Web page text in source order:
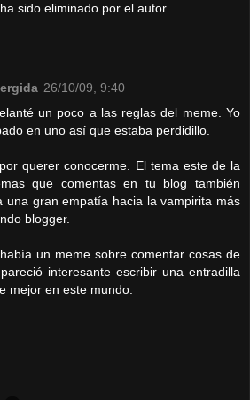
sido eliminado por el autor.
26/10/09, 9:40
un poco a las reglas del meme. Yo
en uno así que estaba perdidillo.
querer conocerme. El tema este de la
que comentas en tu blog también
una gran empatía hacia la vampirita más
blogger.
un meme sobre comentar cosas de
interesante escribir una entradilla
mejor en este mundo.